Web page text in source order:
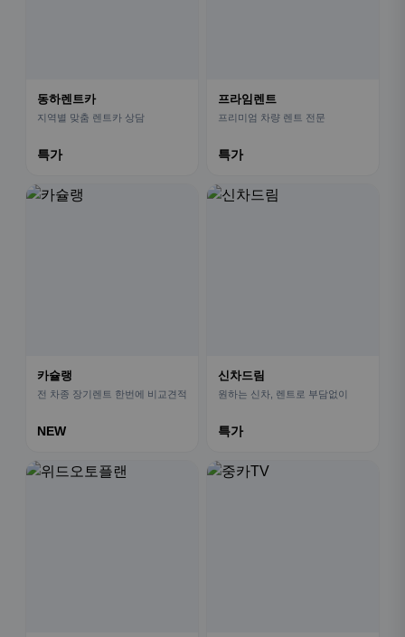
동하렌트카
지역별 맞춤 렌트카 상담
특가
프라임렌트
프리미엄 차량 렌트 전문
특가
카슐랭
전 차종 장기렌트 한번에 비교견적
NEW
신차드림
원하는 신차, 렌트로 부담없이
특가